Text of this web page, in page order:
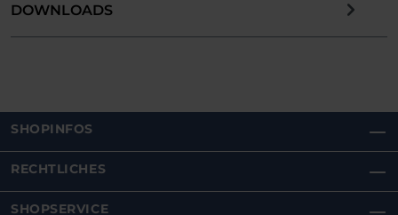
DOWNLOADS
SHOPINFOS
RECHTLICHES
SHOPSERVICE